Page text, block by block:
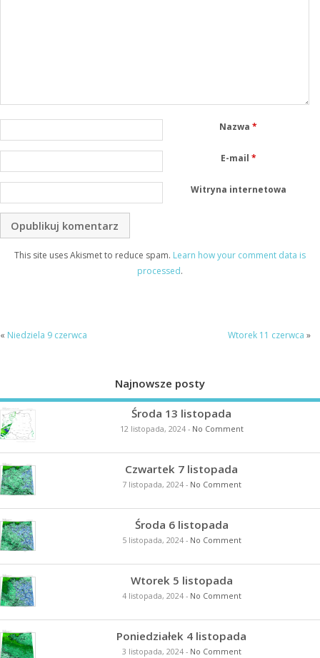
Nazwa*
E-mail *
Witryna internetowa
This site uses Akismet to reduce spam. Learn how your comment data is
processed.
« Niedziela 9 czerwca Wtorek 11 czerwca »
Najnowsze posty
Środa 13 listopada
12 listopada, 2024- No Comment
Czwartek 7 listopada
7 listopada, 2024- No Comment
Środa 6 listopada
5 listopada, 2024- No Comment
Wtorek 5 listopada
4 listopada, 2024- No Comment
Poniedziałek 4 listopada
3 listopada, 2024- No Comment